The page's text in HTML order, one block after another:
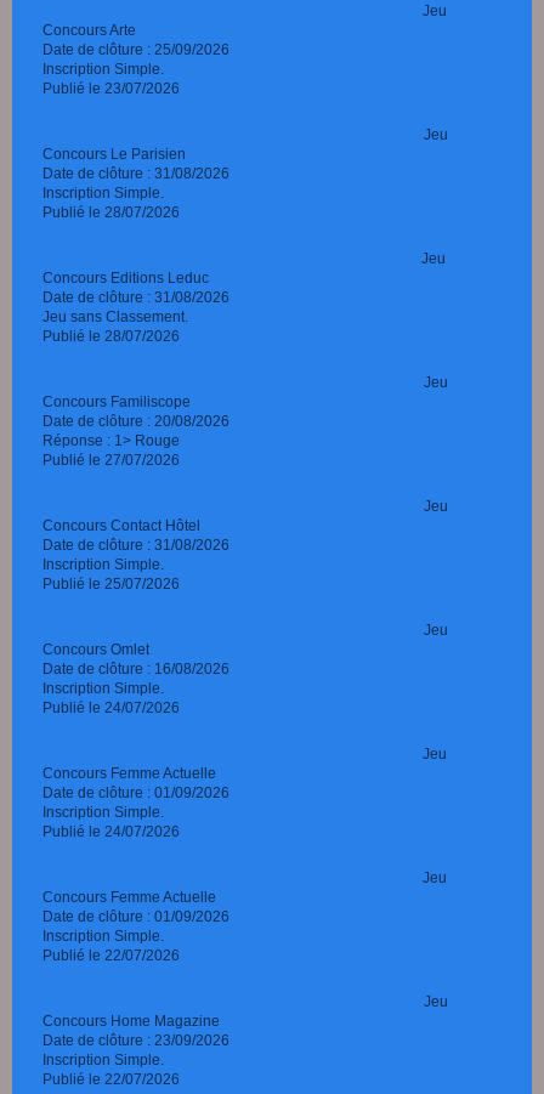
Jeu
Concours Arte
Date de clôture : 25/09/2026
Inscription Simple.
Publié le 23/07/2026
Jeu
Concours Le Parisien
Date de clôture : 31/08/2026
Inscription Simple.
Publié le 28/07/2026
Jeu
Concours Editions Leduc
Date de clôture : 31/08/2026
Jeu sans Classement.
Publié le 28/07/2026
Jeu
Concours Familiscope
Date de clôture : 20/08/2026
Réponse : 1> Rouge
Publié le 27/07/2026
Jeu
Concours Contact Hôtel
Date de clôture : 31/08/2026
Inscription Simple.
Publié le 25/07/2026
Jeu
Concours Omlet
Date de clôture : 16/08/2026
Inscription Simple.
Publié le 24/07/2026
Jeu
Concours Femme Actuelle
Date de clôture : 01/09/2026
Inscription Simple.
Publié le 24/07/2026
Jeu
Concours Femme Actuelle
Date de clôture : 01/09/2026
Inscription Simple.
Publié le 22/07/2026
Jeu
Concours Home Magazine
Date de clôture : 23/09/2026
Inscription Simple.
Publié le 22/07/2026